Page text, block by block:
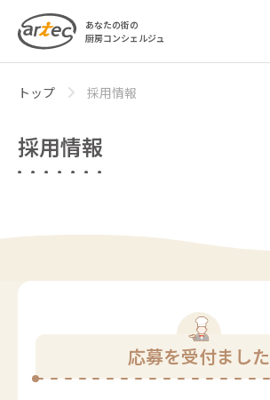
あなたの街の
厨房コンシェルジュ
トップ 採用情報
採用情報
応募を受付ました